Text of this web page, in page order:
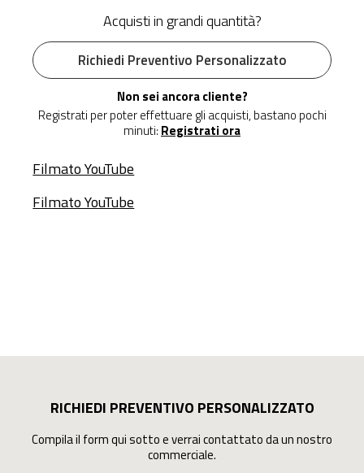
Acquisti in grandi quantità?
Richiedi Preventivo Personalizzato
Non sei ancora cliente?
Registrati per poter effettuare gli acquisti, bastano pochi
minuti: Registrati ora
Filmato YouTube
Filmato YouTube
RICHIEDI PREVENTIVO PERSONALIZZATO
Compila il form qui sotto e verrai contattato da un nostro
commerciale.